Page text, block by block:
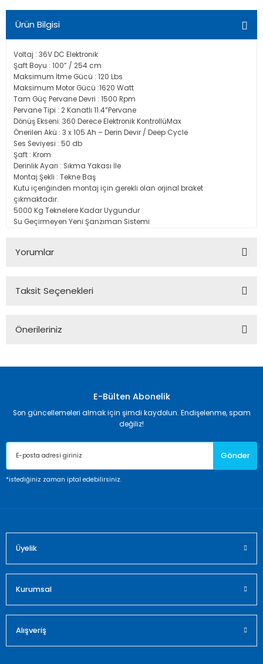
Ürün Bilgisi
Voltaj : 36V DC Elektronik
Şaft Boyu : 100” / 254 cm
Maksimum İtme Gücü : 120 Lbs
Maksimum Motor Gücü :1620 Watt
Tam Güç Pervane Devri : 1500 Rpm
Pervane Tipi : 2 Kanatlı 11.4”Pervane
Dönüş Ekseni: 360 Derece Elektronik KontrollüMax
Önerilen Akü : 3 x 105 Ah – Derin Devir / Deep Cycle
Ses Seviyesi : 50 db
Şaft : Krom
Derinlik Ayarı : Sıkma Yakası İle
Montaj Şekli : Tekne Baş
Kutu içeriğinden montaj için gerekli olan orjinal braket
çıkmaktadır.
5000 Kg Teknelere Kadar Uygundur
Su Geçirmeyen Yeni Şanzıman Sistemi
Yorumlar
Taksit Seçenekleri
Önerileriniz
Görüş ve önerileriniz için teşekkür ederiz.
Ürün resmi kalitesiz, bozuk veya görüntülenemiyor.
Ürün açıklamasında eksik bilgiler bulunuyor.
Ürün bilgilerinde hatalar bulunuyor.
E-Bülten Abonelik
Son güncellemeleri almak için şimdi kaydolun. Endişelenme, spam
değiliz!
Gönder
*istediğiniz zaman iptal edebilirsiniz.
Üyelik
Kurumsal
Alışveriş